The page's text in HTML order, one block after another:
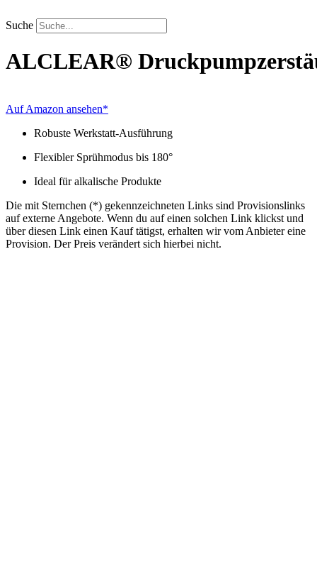
Inhalt
springen
Suche
ALCLEAR®
Auf Amazon ansehen*
Robuste Werkstatt-Ausführung
Flexibler Sprühmodus bis 180°
Ideal für alkalische Produkte
Die mit Sternchen (*) gekennzeichneten Links sind Provisionslinks
auf externe Angebote. Wenn du auf einen solchen Link klickst und
über diesen Link einen Kauf tätigst, erhalten wir vom Anbieter eine
Provision. Der Preis verändert sich hierbei nicht.